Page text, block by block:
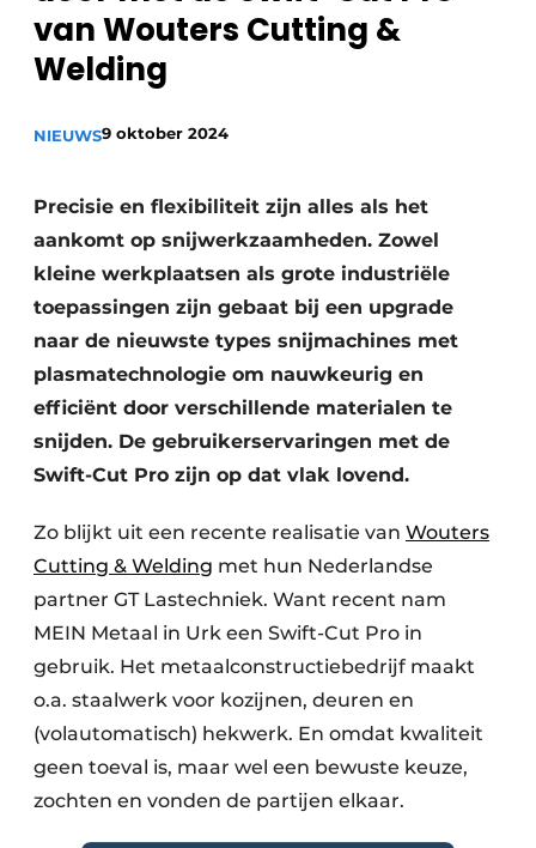
Podcasts
Vacature aanmelden
Vacatures
van Wouters Cutting &
Welding
NIEUWS9 oktober 2024
Precisie en flexibiliteit zijn alles als het
aankomt op snijwerkzaamheden. Zowel
kleine werkplaatsen als grote industriële
toepassingen zijn gebaat bij een upgrade
naar de nieuwste types snijmachines met
plasmatechnologie om nauwkeurig en
efficiënt door verschillende materialen te
snijden. De gebruikerservaringen met de
Swift-Cut Pro zijn op dat vlak lovend.
Zo blijkt uit een recente realisatie van Wouters
Cutting & Welding met hun Nederlandse
partner GT Lastechniek. Want recent nam
MEIN Metaal in Urk een Swift-Cut Pro in
gebruik. Het metaalconstructiebedrijf maakt
o.a. staalwerk voor kozijnen, deuren en
(volautomatisch) hekwerk. En omdat kwaliteit
geen toeval is, maar wel een bewuste keuze,
zochten en vonden de partijen elkaar.